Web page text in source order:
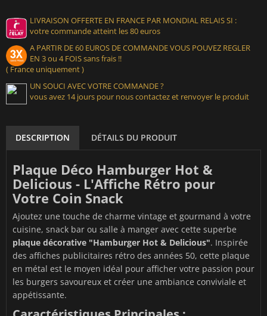
LIVRAISON OFFERTE EN FRANCE PAR MONDIAL RELAIS SI :
votre commande atteint les 80 euros
A PARTIR DE 60 EUROS DE COMMANDE VOUS POUVEZ REGLER
EN 3 ou 4 FOIS sans frais !!
( France uniquement )
UN SOUCI AVEC VOTRE COMMANDE ?
vous avez 14 jours pour nous contactez et renvoyer le produit
DESCRIPTION DÉTAILS DU PRODUIT
Plaque Déco Hamburger Hot &
Delicious - L'Affiche Rétro pour
Votre Coin Snack
Ajoutez une touche de charme vintage et gourmand à votre
cuisine, snack bar ou salle à manger avec cette superbe
plaque décorative "Hamburger Hot & Delicious". Inspirée
des affiches publicitaires rétro des années 50, cette plaque
en métal est le moyen idéal pour afficher votre passion pour
les burgers savoureux et créer une ambiance conviviale et
appétissante.